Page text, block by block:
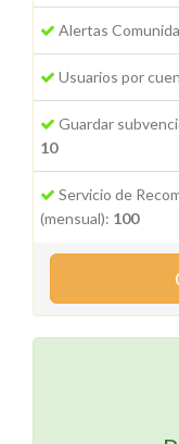
Alertas
Usuarios por
Guardar
10
Servicio de
(mensual): 100